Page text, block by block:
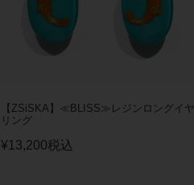
【ZSiSKA】≪BLISS≫レジンロングイヤ
リング
¥13,200税込